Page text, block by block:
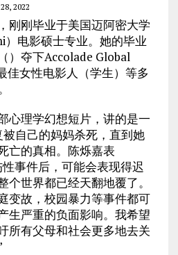
2022
刚刚毕业于美国迈阿密大学
）电影硕士专业。她的毕业
）夺下Accolade Global
女性电影人（学生）等多
心理学幻想短片，讲的是一
自己的妈妈杀死，直到她
亡的真相。陈烁嘉表
事件后，可能会表现得迟
世界都已经天翻地覆了。
变故，校园暴力等事件都可
生严重的负面影响。我希望
所有父母和社会更多地去关